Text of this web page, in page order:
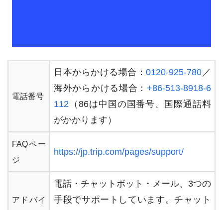
電話番号
日本からかける場合：0120-925-780 ／
海外からかける場合： +86-513-8918-6
112 （86は中国の国番号、国際通話料
がかかります）
FAQペー
ジ
https://jp.trip.com/pages/support/
アドバイ
電話・チャットボット・メール、3つの
手段でサポートしています。チャット